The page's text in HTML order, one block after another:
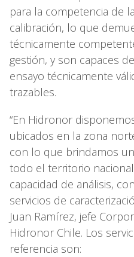
para la competencia de
calibración, lo que
técnicamente
gestión, y son capaces
ensayo técnicamente
trazables.
“En Hidronor
ubicados en la zona
con lo que brindamos
todo el territorio
capacidad de análisis,
servicios de
Juan Ramírez, jefe
Hidronor Chile. Los
referencia son: